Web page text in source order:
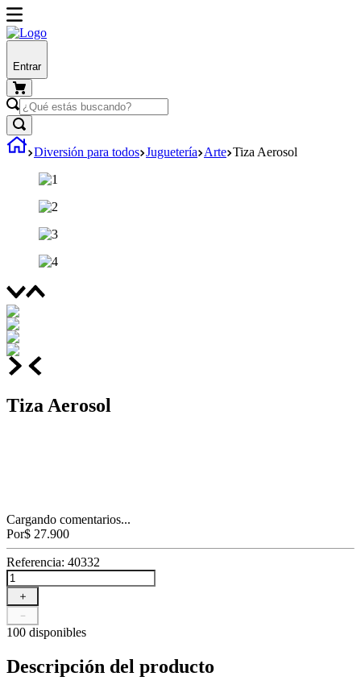
Entrar
Diversión para todos Juguetería Arte Tiza Aerosol
Tiza Aerosol
Cargando comentarios...
Por$ 27.900
Referencia: 40332
＋
－
100 disponibles
Descripción del producto